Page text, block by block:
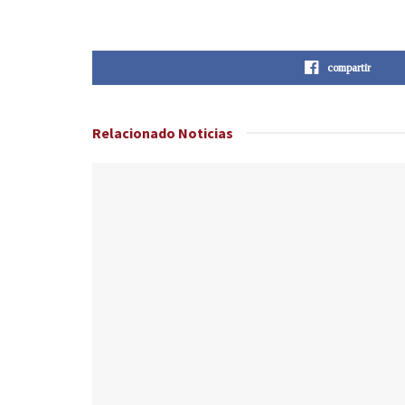
compartir
Relacionado Noticias